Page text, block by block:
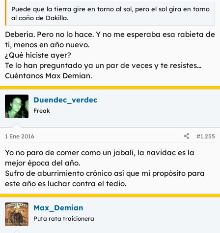
Puede que la tierra gire en torno al sol, pero el sol gira en torno
al coño de Dakilla.
Debería. Pero no lo hace. Y no me esperaba esa rabieta de
ti, menos en año nuevo.
¿Qué hiciste ayer?
Te lo han preguntado ya un par de veces y te resistes...
Cuéntanos Max Demian.
Duendec_verdec
Freak
1 Ene 2016 #1.255
Yo no paro de comer como un jabalí, la navidac es la
mejor época del año.
Sufro de aburrimiento crónico así que mi propósito para
este año es luchar contra el tedio.
Max_Demian
Puta rata traicionera